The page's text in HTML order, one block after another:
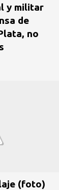
y militar
de
no
(foto)